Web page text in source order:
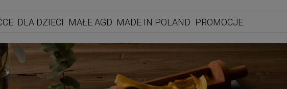
DLA DZIECI MAŁE AGD MADE IN POLAND PROMOCJE